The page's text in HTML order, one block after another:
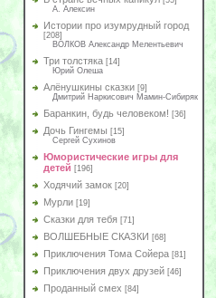
А. Алексин
Истории про изумрудный город
[208]
ВОЛКОВ Александр Мелентьевич
Три толстяка [14]
Юрий Олеша
Алёнушкины сказки [9]
Дмитрий Наркисович Мамин-Сибиряк
Баранкин, будь человеком! [36]
Дочь Гингемы [15]
Сергей Сухинов
Юмористические игры для
детей [196]
Ходячий замок [20]
Мурли [19]
Сказки для тебя [71]
ВОЛШЕБНЫЕ СКАЗКИ [68]
Приключения Тома Сойера [81]
Приключения двух друзей [46]
Проданный смех [84]